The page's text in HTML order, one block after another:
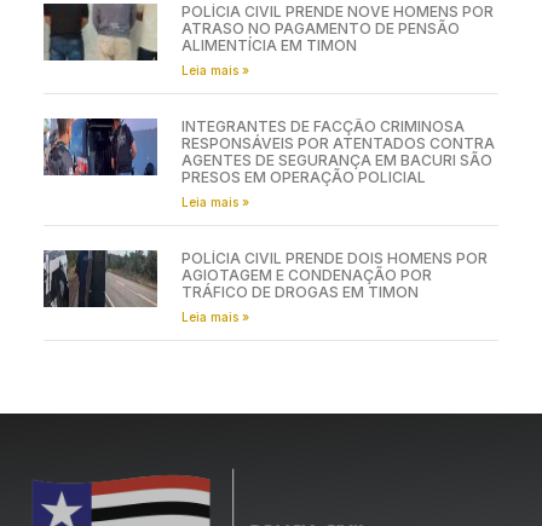
POLÍCIA CIVIL PRENDE NOVE HOMENS POR
ATRASO NO PAGAMENTO DE PENSÃO
ALIMENTÍCIA EM TIMON
Leia mais »
INTEGRANTES DE FACÇÃO CRIMINOSA
RESPONSÁVEIS POR ATENTADOS CONTRA
AGENTES DE SEGURANÇA EM BACURI SÃO
PRESOS EM OPERAÇÃO POLICIAL
Leia mais »
POLÍCIA CIVIL PRENDE DOIS HOMENS POR
AGIOTAGEM E CONDENAÇÃO POR
TRÁFICO DE DROGAS EM TIMON
Leia mais »